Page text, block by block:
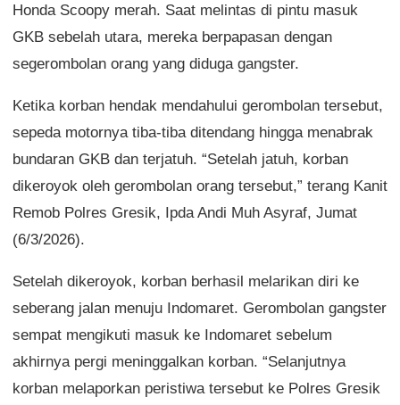
Honda Scoopy merah. Saat melintas di pintu masuk
GKB sebelah utara, mereka berpapasan dengan
segerombolan orang yang diduga gangster.
Ketika korban hendak mendahului gerombolan tersebut,
sepeda motornya tiba-tiba ditendang hingga menabrak
bundaran GKB dan terjatuh. “Setelah jatuh, korban
dikeroyok oleh gerombolan orang tersebut,” terang Kanit
Remob Polres Gresik, Ipda Andi Muh Asyraf, Jumat
(6/3/2026).
Setelah dikeroyok, korban berhasil melarikan diri ke
seberang jalan menuju Indomaret. Gerombolan gangster
sempat mengikuti masuk ke Indomaret sebelum
akhirnya pergi meninggalkan korban. “Selanjutnya
korban melaporkan peristiwa tersebut ke Polres Gresik